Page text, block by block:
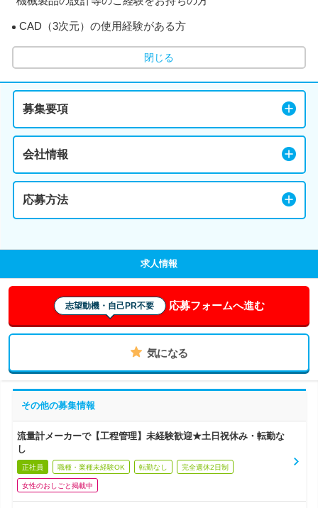
CAD（3次元）の使用経験がある方
閉じる
募集要項
会社情報
応募方法
求人情報
志望動機・自己PR不要 応募フォームへ進む
気になる
その他の募集情報
流量計メーカーで【工程管理】未経験歓迎★土日祝休み・転勤な
し
正社員 職種・業種未経験OK 転勤なし 完全週休2日制
女性のおしごと掲載中